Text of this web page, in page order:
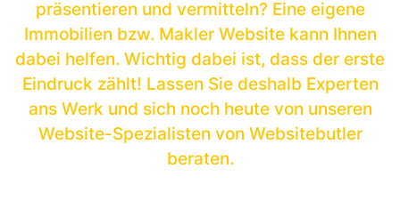
präsentieren und vermitteln? Eine eigene
Immobilien bzw. Makler Website kann Ihnen
dabei helfen. Wichtig dabei ist, dass der erste
Eindruck zählt! Lassen Sie deshalb Experten
ans Werk und sich noch heute von unseren
Website-Spezialisten von Websitebutler
beraten.